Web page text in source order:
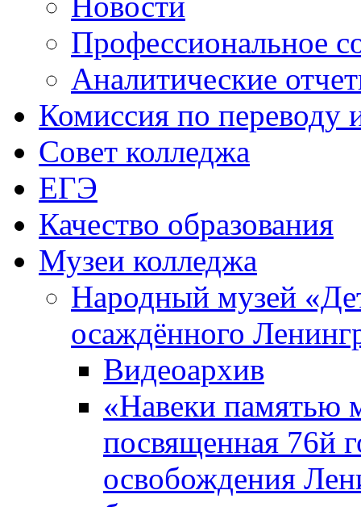
Профессиональное
Аналитические
Комиссия по переводу
Совет колледжа
ЕГЭ
Качество образования
Музеи колледжа
Народный музей
осаждённого
Видеоархив
«Навеки памятью
посвященная 76й
освобождения